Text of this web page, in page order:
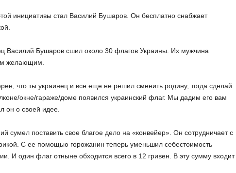
инициативы стал Василий Бушаров. Он бесплатно снабжает
Василий Бушаров сшил около 30 флагов Украины. Их мужчина
желающим.
что ты украинец и все еще не решил сменить родину, тогда сделай
окне/гараже/доме появился украинский флаг. Мы дадим его вам
он о своей идее.
сумел поставить свое благое дело на «конвейер». Он сотрудничает с
С ее помощью горожанин теперь уменьшил себестоимость
И один флаг отныне обходится всего в 12 гривен. В эту сумму входит